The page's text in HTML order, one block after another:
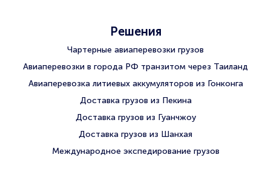
Решения
Чартерные авиаперевозки грузов
Авиаперевозки в города РФ транзитом через Таиланд
Авиаперевозка литиевых аккумуляторов из Гонконга
Доставка грузов из Пекина
Доставка грузов из Гуанчжоу
Доставка грузов из Шанхая
Международное экспедирование грузов